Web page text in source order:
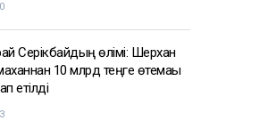
Серікбайдың өлімі: Шерхан
10 млрд теңге өтемақы
етілді